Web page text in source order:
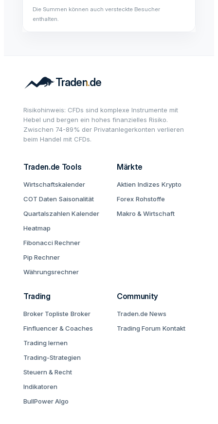
Die Summen können auch versteckte Besucher
enthalten.
Risikohinweis: CFDs sind komplexe Instrumente mit
Hebel und bergen ein hohes finanzielles Risiko.
Zwischen 74-89% der Privatanlegerkonten verlieren
beim Handel mit CFDs.
Traden.de Tools
Wirtschaftskalender
COT Daten Saisonalität
Quartalszahlen Kalender
Heatmap
Fibonacci Rechner
Pip Rechner
Währungsrechner
Märkte
Aktien Indizes Krypto
Forex Rohstoffe
Makro & Wirtschaft
Trading
Broker Topliste Broker
Finfluencer & Coaches
Trading lernen
Trading-Strategien
Steuern & Recht
Indikatoren
BullPower Algo
Community
Traden.de News
Trading Forum Kontakt